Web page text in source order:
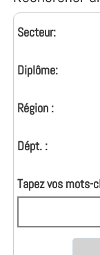
Secteur:
Diplôme:
Région :
Dépt. :
Tapez vos mots-